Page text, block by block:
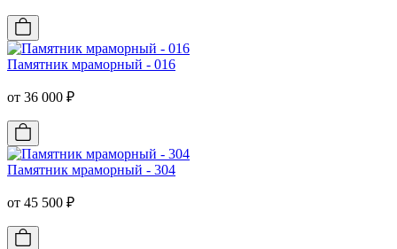
Памятник мраморный - 016
от 36 000 ₽
Памятник мраморный - 304
от 45 500 ₽